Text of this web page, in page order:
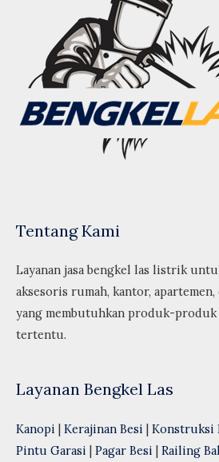
Tentang Kami
Layanan jasa bengkel las listrik
aksesoris rumah, kantor,
yang membutuhkan produk-produk
tertentu.
Layanan Bengkel Las
Kanopi | Kerajinan Besi | Konstruksi
Pintu Garasi | Pagar Besi | Railing